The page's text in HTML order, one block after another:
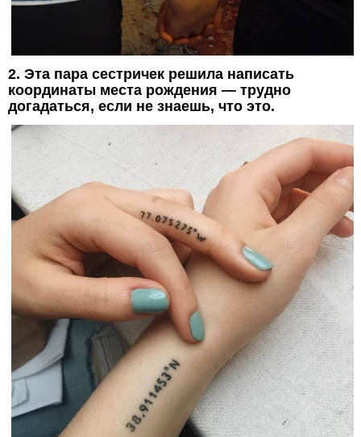
2. Эта пара сестричек решила написать
координаты места рождения — трудно
догадаться, если не знаешь, что это.